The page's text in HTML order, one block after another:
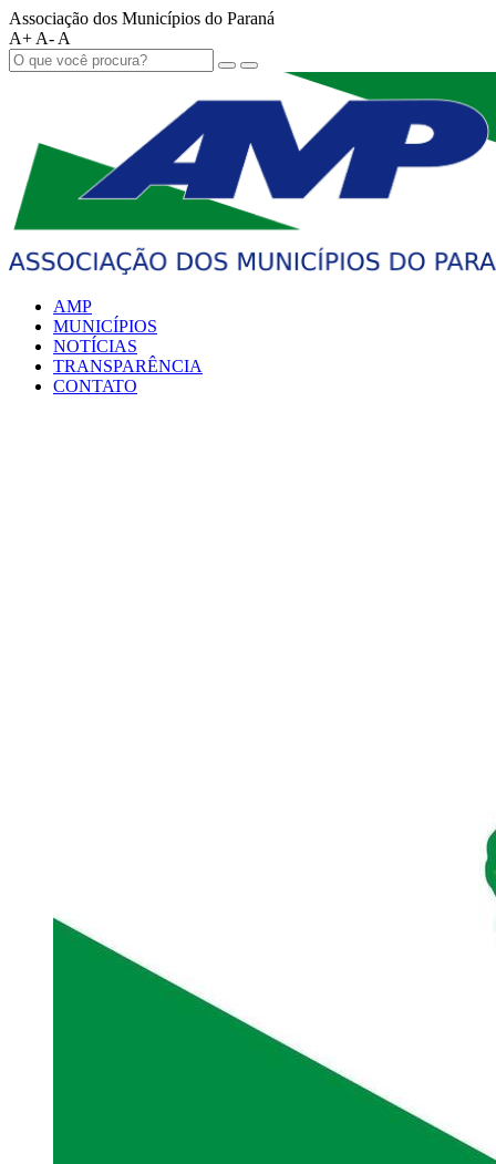
Associação dos Municípios do Paraná
A+ A- A
AMP
MUNICÍPIOS
NOTÍCIAS
TRANSPARÊNCIA
CONTATO